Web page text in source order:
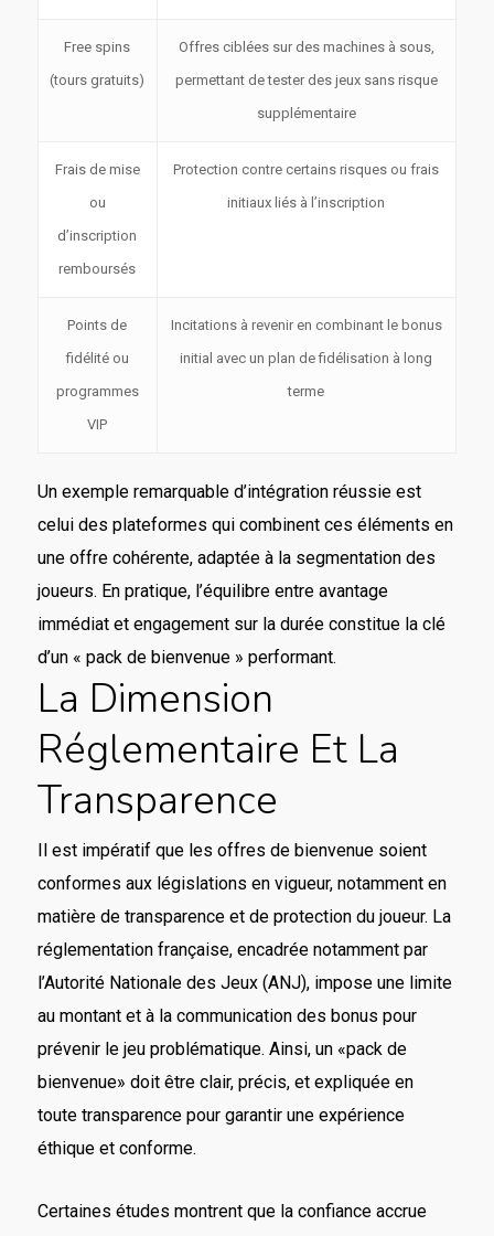
Free spins
(tours gratuits)
Offres ciblées sur des machines à sous,
permettant de tester des jeux sans risque
supplémentaire
Frais de mise
ou
d’inscription
remboursés
Protection contre certains risques ou frais
initiaux liés à l’inscription
Points de
fidélité ou
programmes
VIP
Incitations à revenir en combinant le bonus
initial avec un plan de fidélisation à long
terme
Un exemple remarquable d’intégration réussie est
celui des plateformes qui combinent ces éléments en
une offre cohérente, adaptée à la segmentation des
joueurs. En pratique, l’équilibre entre avantage
immédiat et engagement sur la durée constitue la clé
d’un « pack de bienvenue » performant.
La Dimension
Réglementaire Et La
Transparence
Il est impératif que les offres de bienvenue soient
conformes aux législations en vigueur, notamment en
matière de transparence et de protection du joueur. La
réglementation française, encadrée notamment par
l’Autorité Nationale des Jeux (ANJ), impose une limite
au montant et à la communication des bonus pour
prévenir le jeu problématique. Ainsi, un «pack de
bienvenue» doit être clair, précis, et expliquée en
toute transparence pour garantir une expérience
éthique et conforme.
Certaines études montrent que la confiance accrue